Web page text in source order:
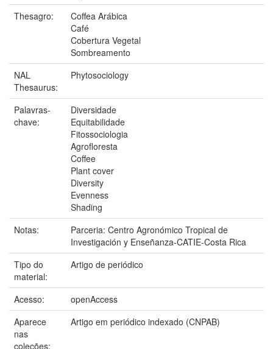
Thesagro:
Coffea Arábica
Café
Cobertura Vegetal
Sombreamento
NAL
Thesaurus:
Phytosociology
Palavras-
chave:
Diversidade
Equitabilidade
Fitossociologia
Agrofloresta
Coffee
Plant cover
Diversity
Evenness
Shading
Notas:
Parceria: Centro Agronómico Tropical de
Investigación y Enseñanza-CATIE-Costa Rica
Tipo do
material:
Artigo de periódico
Acesso:
openAccess
Aparece
nas
coleções:
Artigo em periódico indexado (CNPAB)